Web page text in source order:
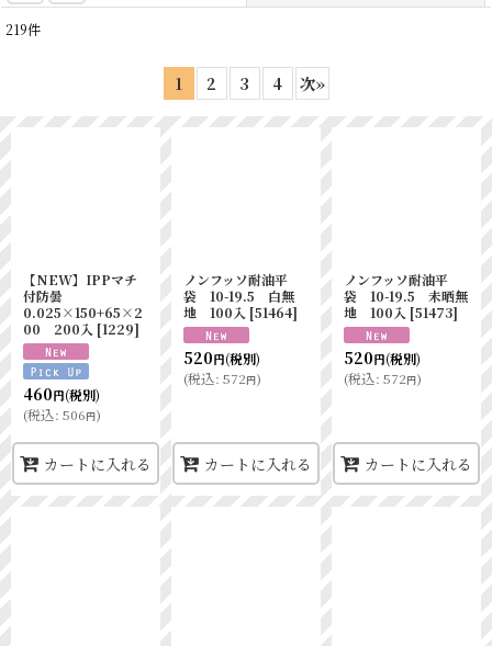
219件
1 2 3 4 次»
【NEW】IPPマチ
付防曇
0.025×150+65×2
00 200入 [1229]
460円(税別)
(税込: 506円)
カートに入れる
ノンフッソ耐油平
袋 10-19.5 白無
地 100入 [51464]
520円(税別)
(税込: 572円)
カートに入れる
ノンフッソ耐油平
袋 10-19.5 未晒無
地 100入 [51473]
520円(税別)
(税込: 572円)
カートに入れる